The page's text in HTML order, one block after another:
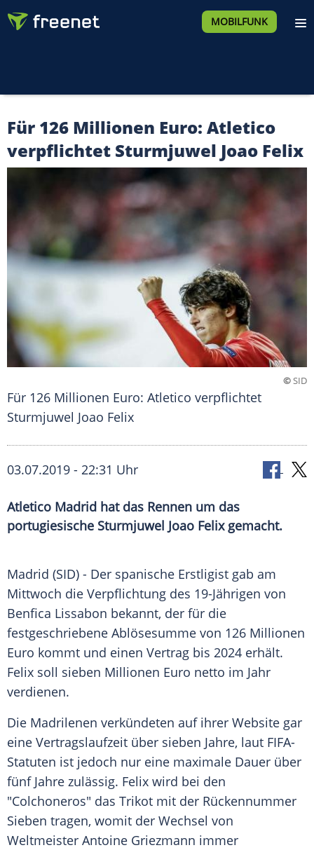
MOBILFUNK
Für 126 Millionen Euro: Atletico
verpflichtet Sturmjuwel Joao Felix
©SID
Für 126 Millionen Euro: Atletico verpflichtet
Sturmjuwel Joao Felix
03.07.2019 - 22:31 Uhr
Atletico Madrid hat das Rennen um das
portugiesische Sturmjuwel Joao Felix gemacht.
Madrid (SID) - Der spanische Erstligist gab am
Mittwoch die Verpflichtung des 19-Jährigen von
Benfica Lissabon bekannt, der für die
festgeschriebene Ablösesumme von 126 Millionen
Euro kommt und einen Vertrag bis 2024 erhält.
Felix soll sieben Millionen Euro netto im Jahr
verdienen.
Die Madrilenen verkündeten auf ihrer Website gar
eine Vertragslaufzeit über sieben Jahre, laut FIFA-
Statuten ist jedoch nur eine maximale Dauer über
fünf Jahre zulässig. Felix wird bei den
"Colchoneros" das Trikot mit der Rückennummer
Sieben tragen, womit der Wechsel von
Weltmeister Antoine Griezmann immer